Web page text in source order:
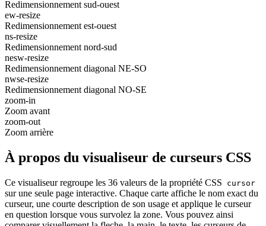
Redimensionnement sud-ouest
ew-resize
Redimensionnement est-ouest
ns-resize
Redimensionnement nord-sud
nesw-resize
Redimensionnement diagonal NE-SO
nwse-resize
Redimensionnement diagonal NO-SE
zoom-in
Zoom avant
zoom-out
Zoom arrière
À propos du visualiseur de curseurs CSS
Ce visualiseur regroupe les 36 valeurs de la propriété CSS cursor
sur une seule page interactive. Chaque carte affiche le nom exact du
curseur, une courte description de son usage et applique le curseur
en question lorsque vous survolez la zone. Vous pouvez ainsi